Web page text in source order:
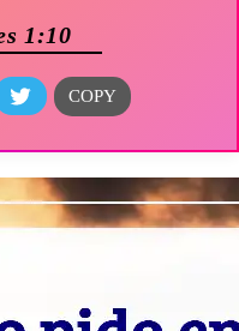
1:10